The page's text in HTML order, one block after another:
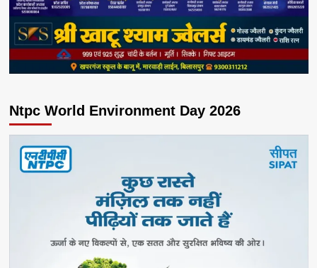
Ntpc World Environment Day 2026